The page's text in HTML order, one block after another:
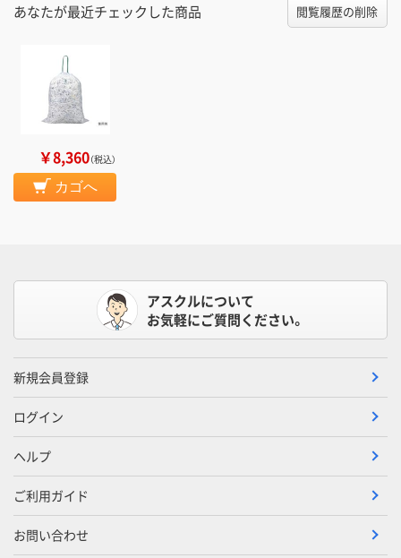
あなたが最近チェックした商品 閲覧履歴の削除
￥8,360（税込）
カゴへ
アスクルについて
お気軽にご質問ください。
新規会員登録
ログイン
ヘルプ
ご利用ガイド
お問い合わせ